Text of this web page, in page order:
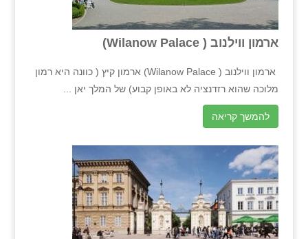
ארמון ווילנוב ( Wilanow Palace)
ארמון ווילנוב ( Wilanow Palace) ארמון קיץ ( כוונה היא רמון
מלוכה שהוא רזדנציה לא באופן קבוע) של המלך יאן ...
להמשך קריאה